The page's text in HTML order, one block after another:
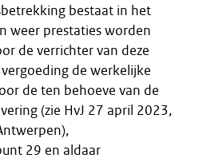
bestaat in het
weer prestaties worden
de verrichter van deze
de werkelijke
de ten behoeve van de
(zie HvJ 27 april 2023,
29 en aldaar